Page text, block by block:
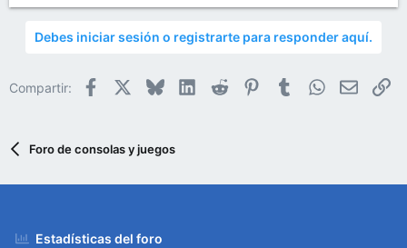
Debes iniciar sesión o registrarte para responder aquí.
Compartir: Facebook BlueskyLinkedIn
Reddit PinterestTumblrWhatsApp
Email
Foro de consolas y juegos
Estadísticas del foro